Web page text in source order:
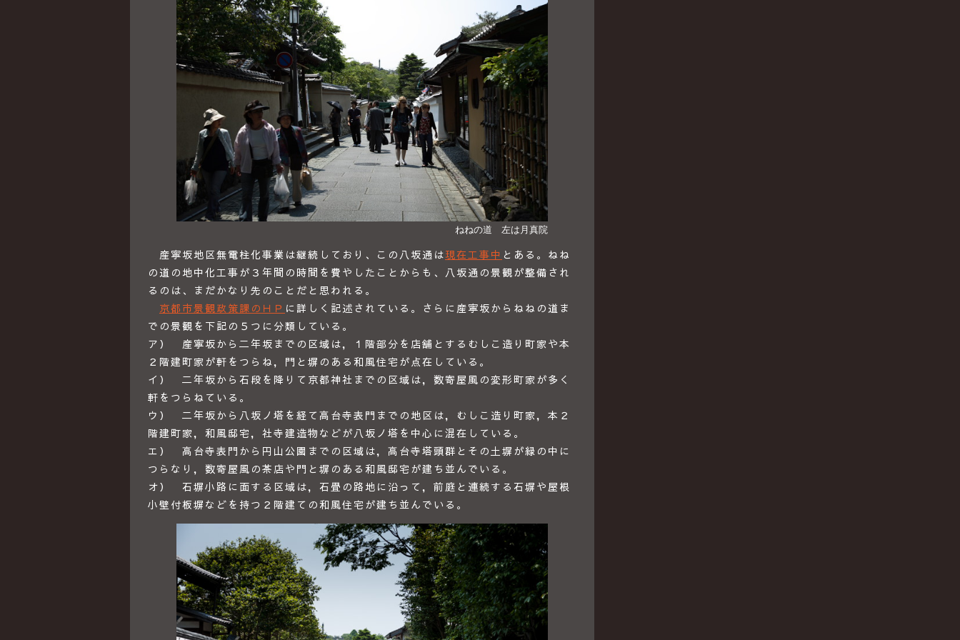
ねねの道 左は月真院
産寧坂地区無電柱化事業は継続しており、この八坂通は現在工事中 とある。ねね
の道の地中化工事が３年間の時間を費やしたことからも、八坂通の景観が整備され
るのは、まだかなり先のことだと思われる。
京都市景観政策課のＨＰ に詳しく記述されている。さらに産寧坂からねねの道ま
での景観を下記の５つに分類している。
ア） 産寧坂から二年坂までの区域は，１階部分を店舗とするむしこ造り町家や本
２階建町家が軒をつらね，門と塀のある和風住宅が点在している。
イ） 二年坂から石段を降りて京都神社までの区域は，数寄屋風の変形町家が多く
軒をつらねている。
ウ） 二年坂から八坂ノ塔を経て高台寺表門までの地区は，むしこ造り町家，本２
階建町家，和風邸宅，社寺建造物などが八坂ノ塔を中心に混在している。
エ） 高台寺表門から円山公園までの区域は，高台寺塔頭群とその土塀が緑の中に
つらなり，数寄屋風の茶店や門と塀のある和風邸宅が建ち並んでいる。
オ） 石塀小路に面する区域は，石畳の路地に沿って，前庭と連続する石塀や屋根
小壁付板塀などを持つ２階建ての和風住宅が建ち並んでいる。